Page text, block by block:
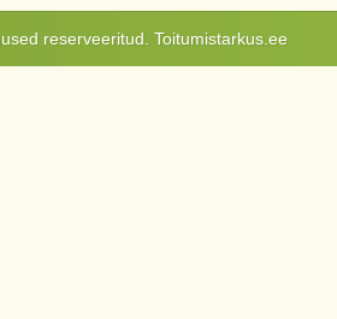
reserveeritud. Toitumistarkus.ee